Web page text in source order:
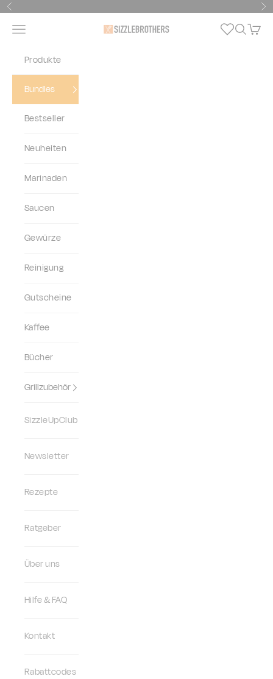
Zum Inhalt springen
Zurück Vor
SizzleBrothers
Navigationsmenü öffnen Suche
Produkte
Bundles
Bestseller
Neuheiten
Marinaden
Saucen
Gewürze
Reinigung
Gutscheine
Kaffee
Bücher
Grillzubehör
SizzleUpClub
Newsletter
Rezepte
Ratgeber
Über uns
Hilfe & FAQ
Kontakt
Rabattcodes